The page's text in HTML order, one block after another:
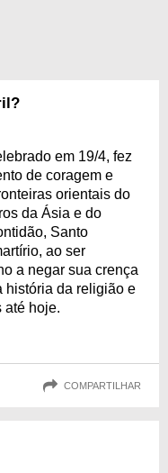
em 19/4, fez
de coragem e
orientais do
da Ásia e do
Santo
ao ser
a negar sua crença
história da religião e
até hoje.
COMPARTILHAR